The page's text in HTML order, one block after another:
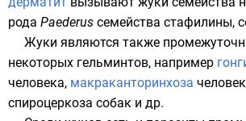
рода Paederus семейства стафилины,
Жуки являются также
некоторых гельминтов, например
человека, макраканторинхоза
спироцеркоза собак и др.